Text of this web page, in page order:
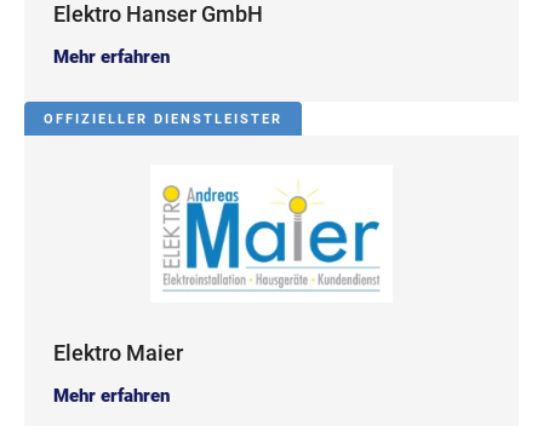
Elektro Hanser GmbH
Mehr erfahren
OFFIZIELLER DIENSTLEISTER
Elektro Maier
Mehr erfahren